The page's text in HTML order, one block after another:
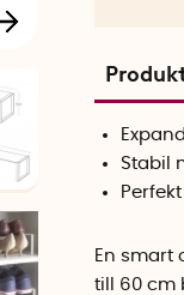
Stabil
En smart
till 60 cm